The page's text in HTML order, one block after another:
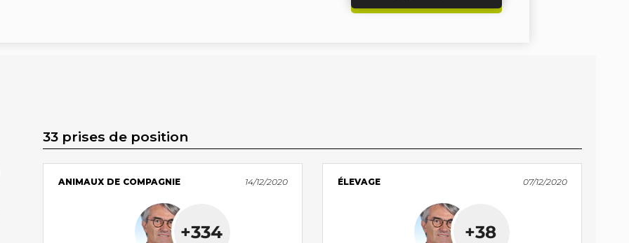
33 prises de position
ANIMAUX DE COMPAGNIE 14/12/2020
+334
ÉLEVAGE 07/12/2020
+38